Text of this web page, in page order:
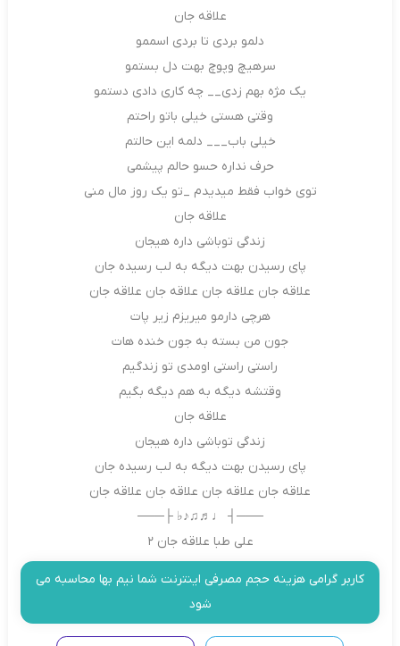
علاقه جان
دلمو بردی تا بردی اسممو
سرهیچ وپوچ بهت دل بستمو
یک مژه بهم زدی__ چه کاری دادی دستمو
وقتی هستی خیلی باتو راحتم
خیلی باب___ دلمه این حالتم
حرف نداره حسو حالم پیشمی
توی خواب فقط میدیدم _تو یک روز مال منی
علاقه جان
زندگی توباشی داره هیجان
پای رسیدن بهت دیگه به لب رسیده جان
علاقه جان علاقه جان علاقه جان علاقه جان
هرچی دارمو میریزم زیر پات
جون من بسته به جون خنده هات
راستی راستی اومدی تو زندگیم
وقتشه دیگه به هم دیگه بگیم
علاقه جان
زندگی توباشی داره هیجان
پای رسیدن بهت دیگه به لب رسیده جان
علاقه جان علاقه جان علاقه جان علاقه جان
───┤ ♩♬♫♪♭ ├───
علی طبا علاقه جان ۲
کاربر گرامی هزینه حجم مصرفی اینترنت شما نیم بها محاسبه می
شود